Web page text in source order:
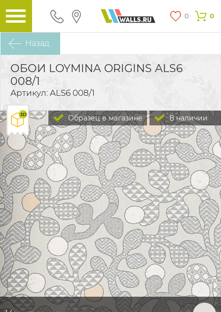
0 0
Назад
ОБОИ LOYMINA ORIGINS ALS6
008/1
Артикул: ALS6 008/1
В наличии
Образец в магазине